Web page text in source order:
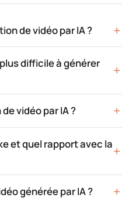
de vidéo par IA ?
difficile à générer
vidéo par IA ?
et quel rapport avec la
générée par IA ?